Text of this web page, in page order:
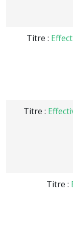
Titre :
Titre :
Titre :